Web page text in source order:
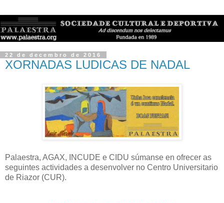
22 de decembro de 2016
XORNADAS LUDICAS DE NADAL
Palaestra, AGAX, INCUDE e CIDU súmanse en ofrecer as
seguintes actividades a desenvolver no Centro Universitario
de Riazor (CUR).